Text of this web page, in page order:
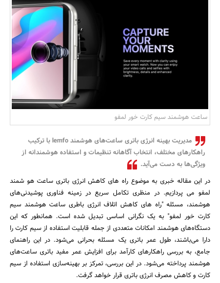
بانک، بیمه و سرمایه
مسکن و ساختمان
ساعت هوشمند سیم کارت خور لمفو
مدیریت بهینه انرژی باتری ساعت‌های هوشمند lemfo با ترکیب
راهکارهای مختلف، انتخاب آگاهانه تنظیمات و استفاده هوشمندانه از
ویژگی‌ها به دست می‌آید.
در این مقاله خبری به موضوع راه های کاهش انرژی باتری ساعت هو شمند
لمفو می پردازیم. در منظری تکامل سریع در زمینه فناوری پوشیدنی‌های
هوشمند، مسئله "راه های کاهش اتلاف انرژی باطری ساعت هوشمند سیم
کارت خور لمفو" به یک نگرانی اساسی تبدیل شده است. همانطور که این
دستگاه‌های هوشمند امکانات متعددی از جمله قابلیت استفاده از سیم کارت را
دارا می‌باشند، طول عمر باتری یک مسئله بحرانی می‌شود. در این راهنمای
جامع، به بررسی راهکارهای کارآمد برای افزایش عمر مفید باتری ساعت‌های
هوشمند پرداخته می‌شود. در این بررسی، تمرکز بر بهینه‌سازی استفاده از سیم
کارت و کاهش مصرف انرژی باتری قرار خواهد گرفت.